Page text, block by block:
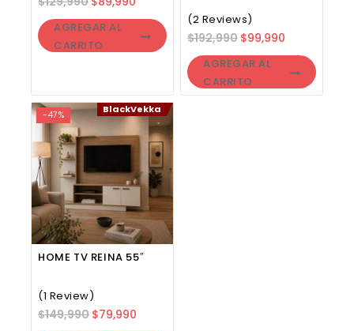
AGREGAR AL
CARRITO
(2 Reviews)
$192,990 $99,990
AGREGAR AL
CARRITO
-47% BlackVekka
HOME TV REINA 55″
(1 Review)
$149,990 $79,990